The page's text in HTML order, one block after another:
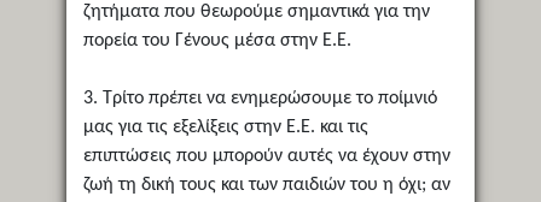
ζητήματα που θεωρούμε σημαντικά για την
πορεία του Γένους μέσα στην Ε.Ε.
3. Τρίτο πρέπει να ενημερώσουμε το ποίμνιό
μας για τις εξελίξεις στην Ε.Ε. και τις
επιπτώσεις που μπορούν αυτές να έχουν στην
ζωή τη δική τους και των παιδιών του η όχι; αν